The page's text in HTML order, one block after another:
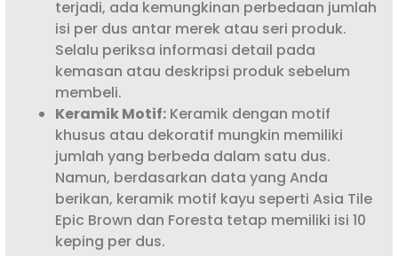
terjadi, ada kemungkinan perbedaan jumlah
isi per dus antar merek atau seri produk.
Selalu periksa informasi detail pada
kemasan atau deskripsi produk sebelum
membeli.
Keramik Motif: Keramik dengan motif
khusus atau dekoratif mungkin memiliki
jumlah yang berbeda dalam satu dus.
Namun, berdasarkan data yang Anda
berikan, keramik motif kayu seperti Asia Tile
Epic Brown dan Foresta tetap memiliki isi 10
keping per dus.